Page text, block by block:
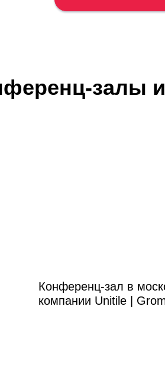
залы
Конференц-зал в
компании Unitile |